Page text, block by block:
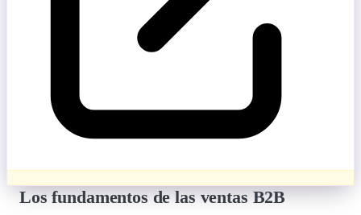
Los fundamentos de las ventas B2B